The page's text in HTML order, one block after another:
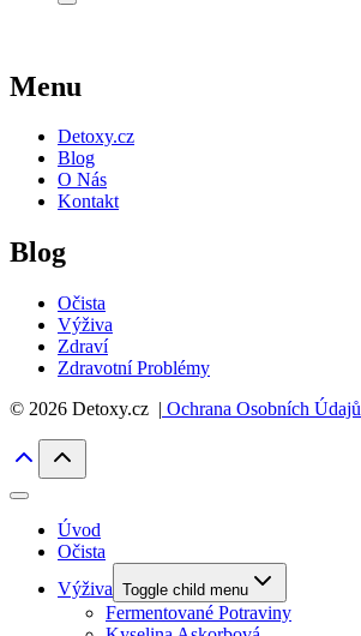
Menu
Detoxy.cz
Blog
O Nás
Kontakt
Blog
Očista
Výživa
Zdraví
Zdravotní Problémy
© 2026 Detoxy.cz | Ochrana Osobních Údajů
Úvod
Očista
Výživa Toggle child menu
Fermentované Potraviny